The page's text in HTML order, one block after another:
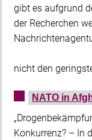
gibt es aufgrund
der Recherchen
nicht den
NATO in
Konkurrenz? – In